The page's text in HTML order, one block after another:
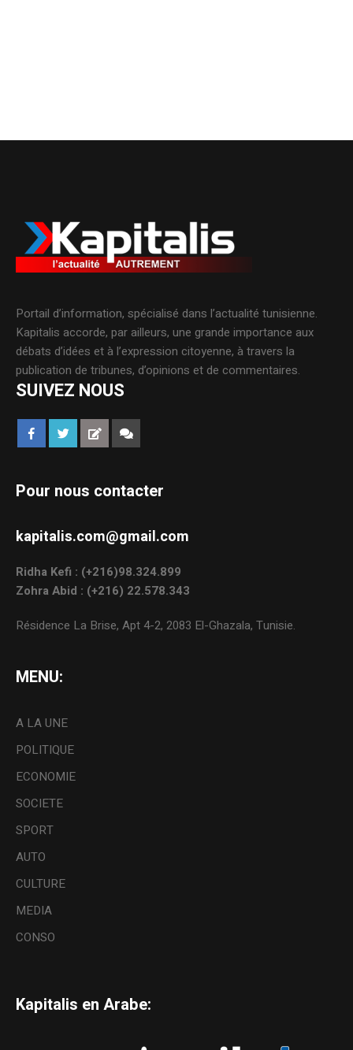
Portail d’information, spécialisé dans l’actualité tunisienne.
Kapitalis accorde, par ailleurs, une grande importance aux
débats d’idées et à l’expression citoyenne, à travers la
publication de tribunes, d’opinions et de commentaires.
SUIVEZ NOUS
Pour nous contacter
kapitalis.com@gmail.com
Ridha Kefi : (+216)98.324.899
Zohra Abid : (+216) 22.578.343
Résidence La Brise, Apt 4-2, 2083 El-Ghazala, Tunisie.
MENU:
A LA UNE
POLITIQUE
ECONOMIE
SOCIETE
SPORT
AUTO
CULTURE
MEDIA
CONSO
Kapitalis en Arabe: